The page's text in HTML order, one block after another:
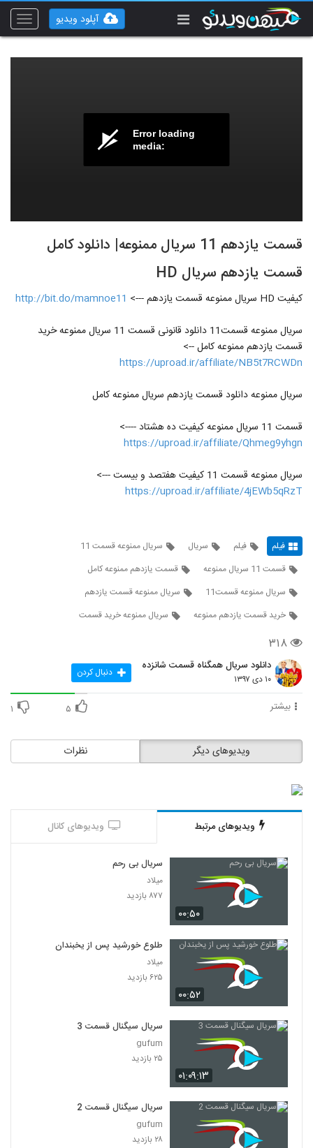
Toggle
آپلود ویدیو
Error loading
media:
قسمت یازدهم 11 سریال ممنوعه| دانلود کامل
قسمت یازدهم سریال HD
کیفیت HD سریال ممنوعه قسمت یازدهم --->
http://bit.do/mamnoe11
سریال ممنوعه قسمت11 دانلود قانونی قسمت 11 سریال ممنوعه خرید
قسمت یازدهم ممنوعه کامل -->
https://uproad.ir/affiliate/NB5t7RCWDn
سریال ممنوعه دانلود قسمت یازدهم سریال ممنوعه کامل
قسمت 11 سریال ممنوعه کیفیت ده هشتاد ---->
https://uproad.ir/affiliate/Qhmeg9yhgn
سریال ممنوعه قسمت 11 کیفیت هفتصد و بیست --->
https://uproad.ir/affiliate/4jEWb5qRzT
فیلم فیلم سریال
سریال ممنوعه قسمت 11
قسمت 11 سریال ممنوعه
قسمت یازدهم ممنوعه کامل
سریال ممنوعه قسمت11
سریال ممنوعه قسمت یازدهم
خرید قسمت یازدهم ممنوعه
سریال ممنوعه خرید قسمت
۳۱۸
دانلود سریال همگناه قسمت شانزده
۱۰ دی ۱۳۹۷ دنبال کردن
بیشتر ۵ ۱
نظرات ویدیوهای دیگر
ویدیوهای مرتبط ویدیوهای کانال
۰۰:۵۰
سریال بی رحم
میلاد
۸۷۷ بازدید
۰۰:۵۲
طلوع خورشید پس از یخبندان
میلاد
۶۲۵ بازدید
۰۱:۰۹:۱۳
سریال سیگنال قسمت 3
gufum
۲۵ بازدید
سریال سیگنال قسمت 2
gufum
۲۸ بازدید